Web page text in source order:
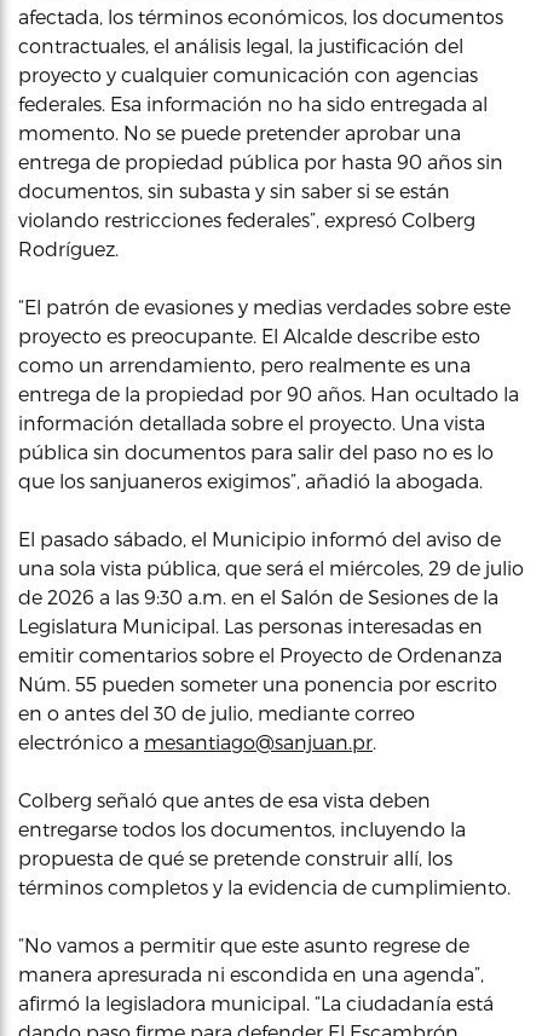
afectada, los términos económicos, los documentos
contractuales, el análisis legal, la justificación del
proyecto y cualquier comunicación con agencias
federales. Esa información no ha sido entregada al
momento. No se puede pretender aprobar una
entrega de propiedad pública por hasta 90 años sin
documentos, sin subasta y sin saber si se están
violando restricciones federales”, expresó Colberg
Rodríguez.
“El patrón de evasiones y medias verdades sobre este
proyecto es preocupante. El Alcalde describe esto
como un arrendamiento, pero realmente es una
entrega de la propiedad por 90 años. Han ocultado la
información detallada sobre el proyecto. Una vista
pública sin documentos para salir del paso no es lo
que los sanjuaneros exigimos”, añadió la abogada.
El pasado sábado, el Municipio informó del aviso de
una sola vista pública, que será el miércoles, 29 de julio
de 2026 a las 9:30 a.m. en el Salón de Sesiones de la
Legislatura Municipal. Las personas interesadas en
emitir comentarios sobre el Proyecto de Ordenanza
Núm. 55 pueden someter una ponencia por escrito
en o antes del 30 de julio, mediante correo
electrónico a mesantiago@sanjuan.pr
Colberg señaló que antes de esa vista deben
entregarse todos los documentos, incluyendo la
propuesta de qué se pretende construir allí, los
términos completos y la evidencia de cumplimiento.
“No vamos a permitir que este asunto regrese de
manera apresurada ni escondida en una agenda”,
afirmó la legisladora municipal. “La ciudadanía está
dando paso firme para defender El Escambrón.